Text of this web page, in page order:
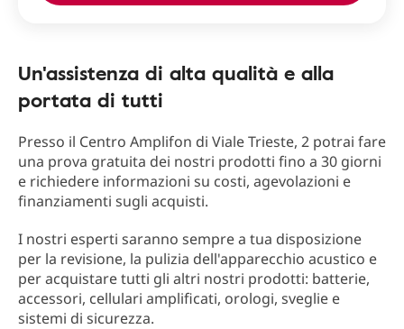
Un'assistenza di alta qualità e alla
portata di tutti
Presso il Centro Amplifon di Viale Trieste, 2 potrai fare
una prova gratuita dei nostri prodotti fino a 30 giorni
e richiedere informazioni su costi, agevolazioni e
finanziamenti sugli acquisti.
I nostri esperti saranno sempre a tua disposizione
per la revisione, la pulizia dell'apparecchio acustico e
per acquistare tutti gli altri nostri prodotti: batterie,
accessori, cellulari amplificati, orologi, sveglie e
sistemi di sicurezza.